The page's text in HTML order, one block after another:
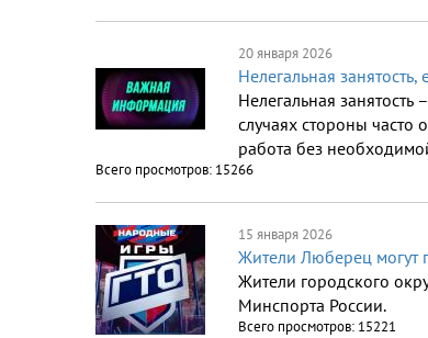
20 января 2026
Нелегальная
Нелегальная
случаях стороны часто
работа без
Всего просмотров: 15266
15 января 2026
Жители Люберец могут
Жители городского
Минспорта России.
Всего просмотров: 15221